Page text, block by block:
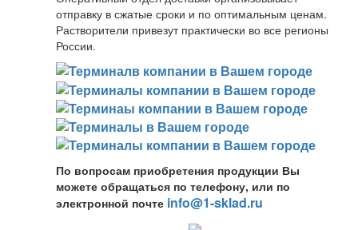
отправку в сжатые сроки и по оптимальным ценам.
Растворители привезут практически во все регионы
России.
По вопросам приобретения продукции Вы
можете обращаться по телефону, или по
электронной почте info@1-sklad.ru